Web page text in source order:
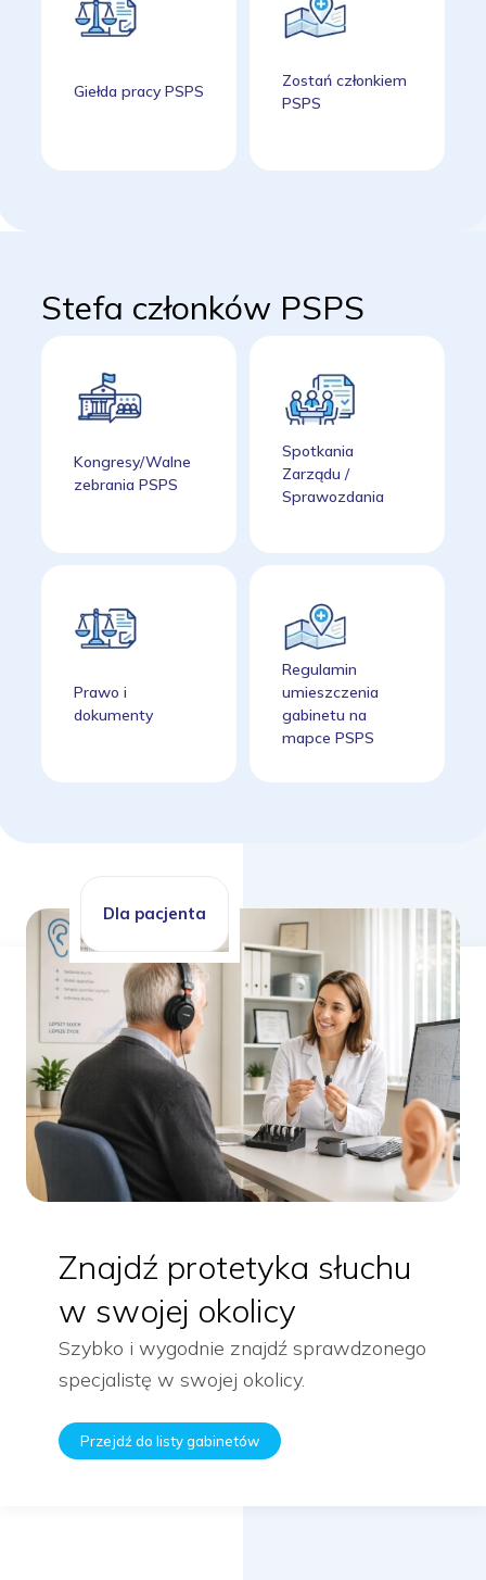
Giełda pracy PSPS
Zostań członkiem
PSPS
Stefa członków PSPS
Kongresy/Walne
zebrania PSPS
Spotkania
Zarządu /
Sprawozdania
Prawo i
dokumenty
Regulamin
umieszczenia
gabinetu na
mapce PSPS
Dla pacjenta
Znajdź protetyka słuchu
w swojej okolicy
Szybko i wygodnie znajdź sprawdzonego
specjalistę w swojej okolicy.
Przejdź do listy gabinetów